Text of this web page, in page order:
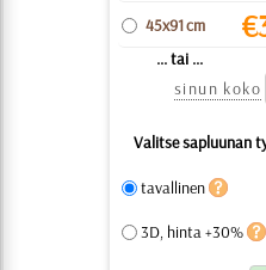
45x91 cm €
... tai ...
sinun koko
Valitse sapluunan
tavallinen
3D, hinta +30%